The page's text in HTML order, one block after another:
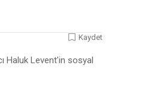
Kaydet
Haluk Levent'in sosyal